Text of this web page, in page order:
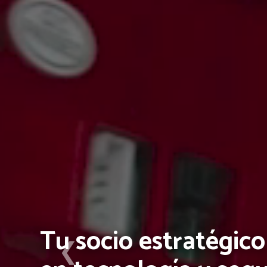
Revolucione su
Inventario con TS-
❮